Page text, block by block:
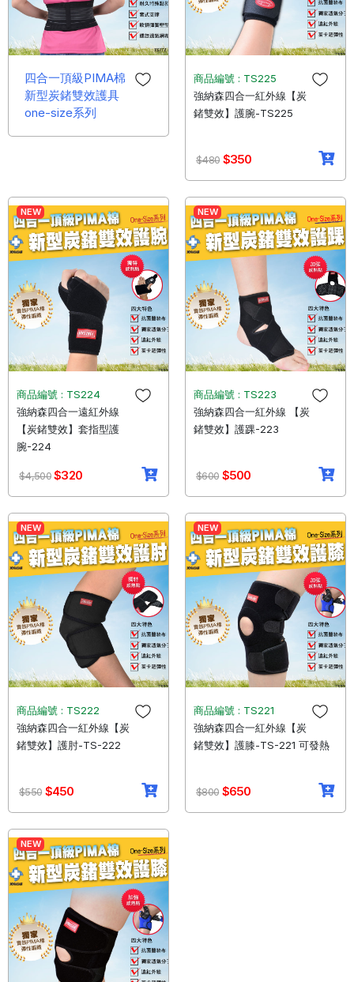
四合一頂級PIMA棉
新型炭鍺雙效護具
one-size系列
商品編號 : TS225
強納森四合一紅外線【炭
鍺雙效】護腕-TS225
$480 $350
NEW
商品編號 : TS224
強納森四合一遠紅外線
【炭鍺雙效】套指型護
腕-224
$4,500 $320
NEW
商品編號 : TS223
強納森四合一紅外線 【炭
鍺雙效】護踝-223
$600 $500
NEW
商品編號 : TS222
強納森四合一紅外線【炭
鍺雙效】護肘-TS-222
$550 $450
NEW
商品編號 : TS221
強納森四合一紅外線【炭
鍺雙效】護膝-TS-221 可發熱
$800 $650
NEW